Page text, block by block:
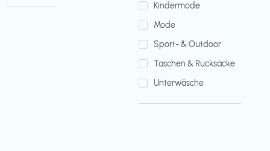
Kindermode
Mode
Sport- & Outdoor
Taschen & Rucksäcke
Unterwäsche